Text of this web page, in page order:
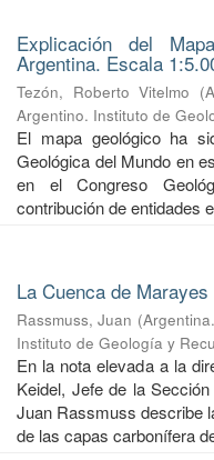
Explicación del
Argentina. Escala
Tezón, Roberto Vitelmo (
Argentino. Instituto de
El mapa geológico ha
Geológica del Mundo en
en el Congreso
contribución de entidades
La Cuenca de Marayes
Rassmuss, Juan (
Instituto de Geología y
En la nota elevada a la
Keidel, Jefe de la
Juan Rassmuss describe
de las capas carbonífera